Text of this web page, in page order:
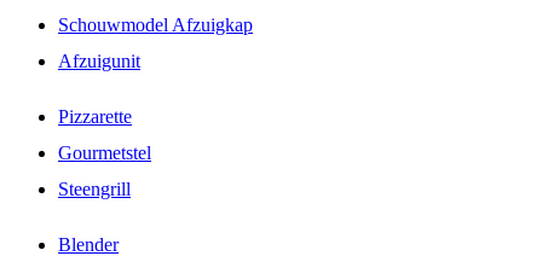
Schouwmodel Afzuigkap
Afzuigunit
Pizzarette
Gourmetstel
Steengrill
Blender